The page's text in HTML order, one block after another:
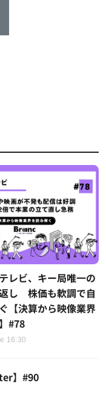
レビ、キー局唯一の
し 株価も軟調で自
【決算から映像業界
#78
16:30
】#90